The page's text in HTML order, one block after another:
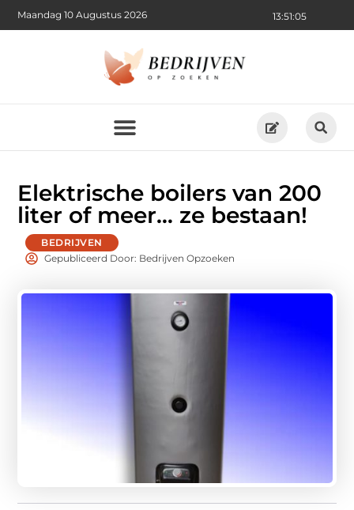
13:51:07
Maandag 10 Augustus 2026
Elektrische boilers van 200
liter of meer… ze bestaan!
BEDRIJVEN
Gepubliceerd Door: Bedrijven Opzoeken